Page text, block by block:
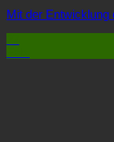
Mit der Entwicklung